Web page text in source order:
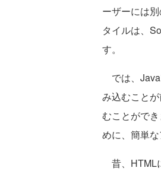
ーザーには
タイルは、
す。
では、
み込むこと
むことがで
めに、簡単
昔、HTML